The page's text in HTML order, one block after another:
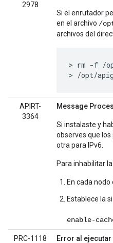
2978
Si el enrutador
en el archivo /
archivos del
> rm -f /
> /opt/
APIRT-
3364
Message
Si instalaste y
observes que los
otra para IPv6.
Para inhabilitar
En cada
Establece la
enable-
PRC-1118 Error al